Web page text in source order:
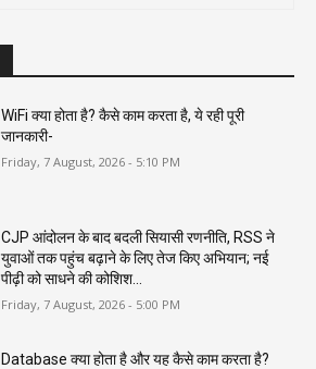
WiFi क्या होता है? कैसे काम करता है, ये रही पूरी
जानकारी-
Friday, 7 August, 2026 - 5:10 PM
CJP आंदोलन के बाद बदली सियासी रणनीति, RSS ने
युवाओं तक पहुंच बढ़ाने के लिए तेज किए अभियान; नई
पीढ़ी को साधने की कोशिश...
Friday, 7 August, 2026 - 5:00 PM
Database क्या होता है और यह कैसे काम करता है?